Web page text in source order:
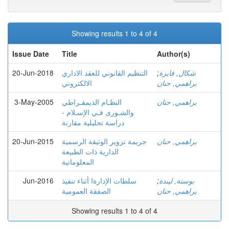
Showing results 1 to 4 of 4
Issue Date
Title
Author(s)
20-Jun-2018
التنظيم القانوني للعقد الاداري
الالكتروني
شكال, فايزة;
براهمي, حنان
3-May-2005
النظـام الديمقـراطي
والشـورى فـي الإسـلام -
دراسة تحليلية مقارنة
براهمي, حنان
20-Jun-2015
جريمة تزوير الوثيقة الرسمية
الدارية ذات الطبيعة
المعلوماتية
براهمي, حنان
Jun-2016
سلطات الإدارةا أثناء تنفيذ
الصفقة العمومية
بوستة, ليندة;
براهمي, حنان
Showing results 1 to 4 of 4